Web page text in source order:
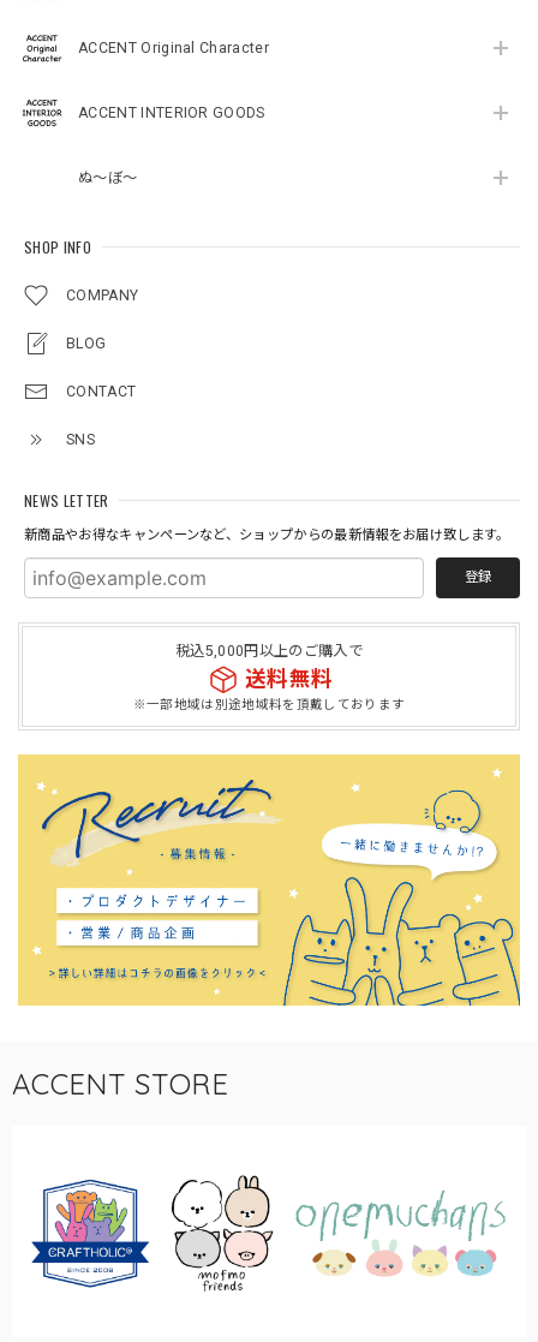
ACCENT Original Character
ACCENT INTERIOR GOODS
ぬ～ぼ～
SHOP INFO
COMPANY
BLOG
CONTACT
SNS
NEWS LETTER
新商品やお得なキャンペーンなど、ショップからの最新情報をお届け致します。
登録
税込5,000円以上のご購入で
送料無料
※一部地域は別途地域料を頂戴しております
ACCENT STORE